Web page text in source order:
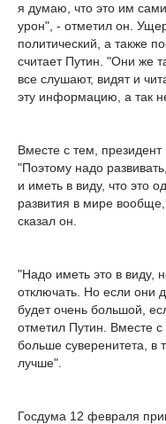
я думаю, что это им
урон", - отметил он.
политический, а также
считает Путин. "Они же
все слушают, видят и
эту информацию, а так
Вместе с тем, президент
"Поэтому надо
и иметь в виду, что это
развития в мире
сказал он.
"Надо иметь это в виду,
отключать. Но если они
будет очень большой,
отметил Путин. Вместе
больше суверенитета,
лучше".
Госдума 12 февраля